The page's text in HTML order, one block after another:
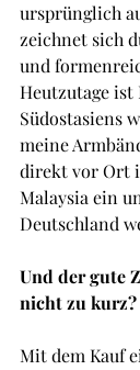
ursprünglich
zeichnet sich
und
Heutzutage
Südostasiens
meine
direkt vor Ort
Malaysia ein
Deutschland
Und der gute
nicht zu kurz?
Mit dem Kauf